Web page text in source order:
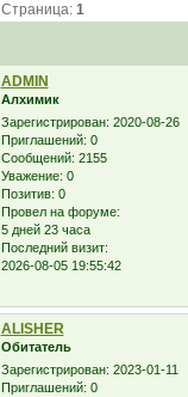
Страница: 1
ADMIN
Алхимик
Зарегистрирован: 2020-08-26
Приглашений: 0
Сообщений: 2155
Уважение: 0
Позитив: 0
Провел на форуме:
5 дней 23 часа
Последний визит:
2026-08-05 19:55:42
ALISHER
Обитатель
Зарегистрирован: 2023-01-11
Приглашений: 0